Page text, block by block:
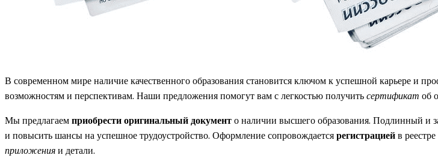
В современном мире наличие качественного образования становится ключом к успешной карьере и
возможностям и перспективам. Наши предложения помогут вам с легкостью получитьсертификат об
Мы предлагаемприобрести оригинальный документо наличии высшего образования. Подлинный и
и повысить шансы на успешное трудоустройство. Оформление сопровождаетсярегистрациейв
приложенияи детали.